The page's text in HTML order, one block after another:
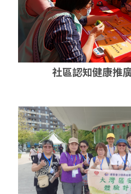
社區認知健康推